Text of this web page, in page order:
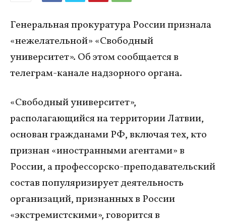
Генеральная прокуратура России признала
«нежелательной» «Свободный
университет». Об этом сообщается в
телеграм-канале надзорного органа.
«Свободный университет»,
располагающийся на территории Латвии,
основан гражданами РФ, включая тех, кто
признан «иностранными агентами» в
России, а профессорско-преподавательский
состав популяризирует деятельность
организаций, признанных в России
«экстремистскими», говорится в